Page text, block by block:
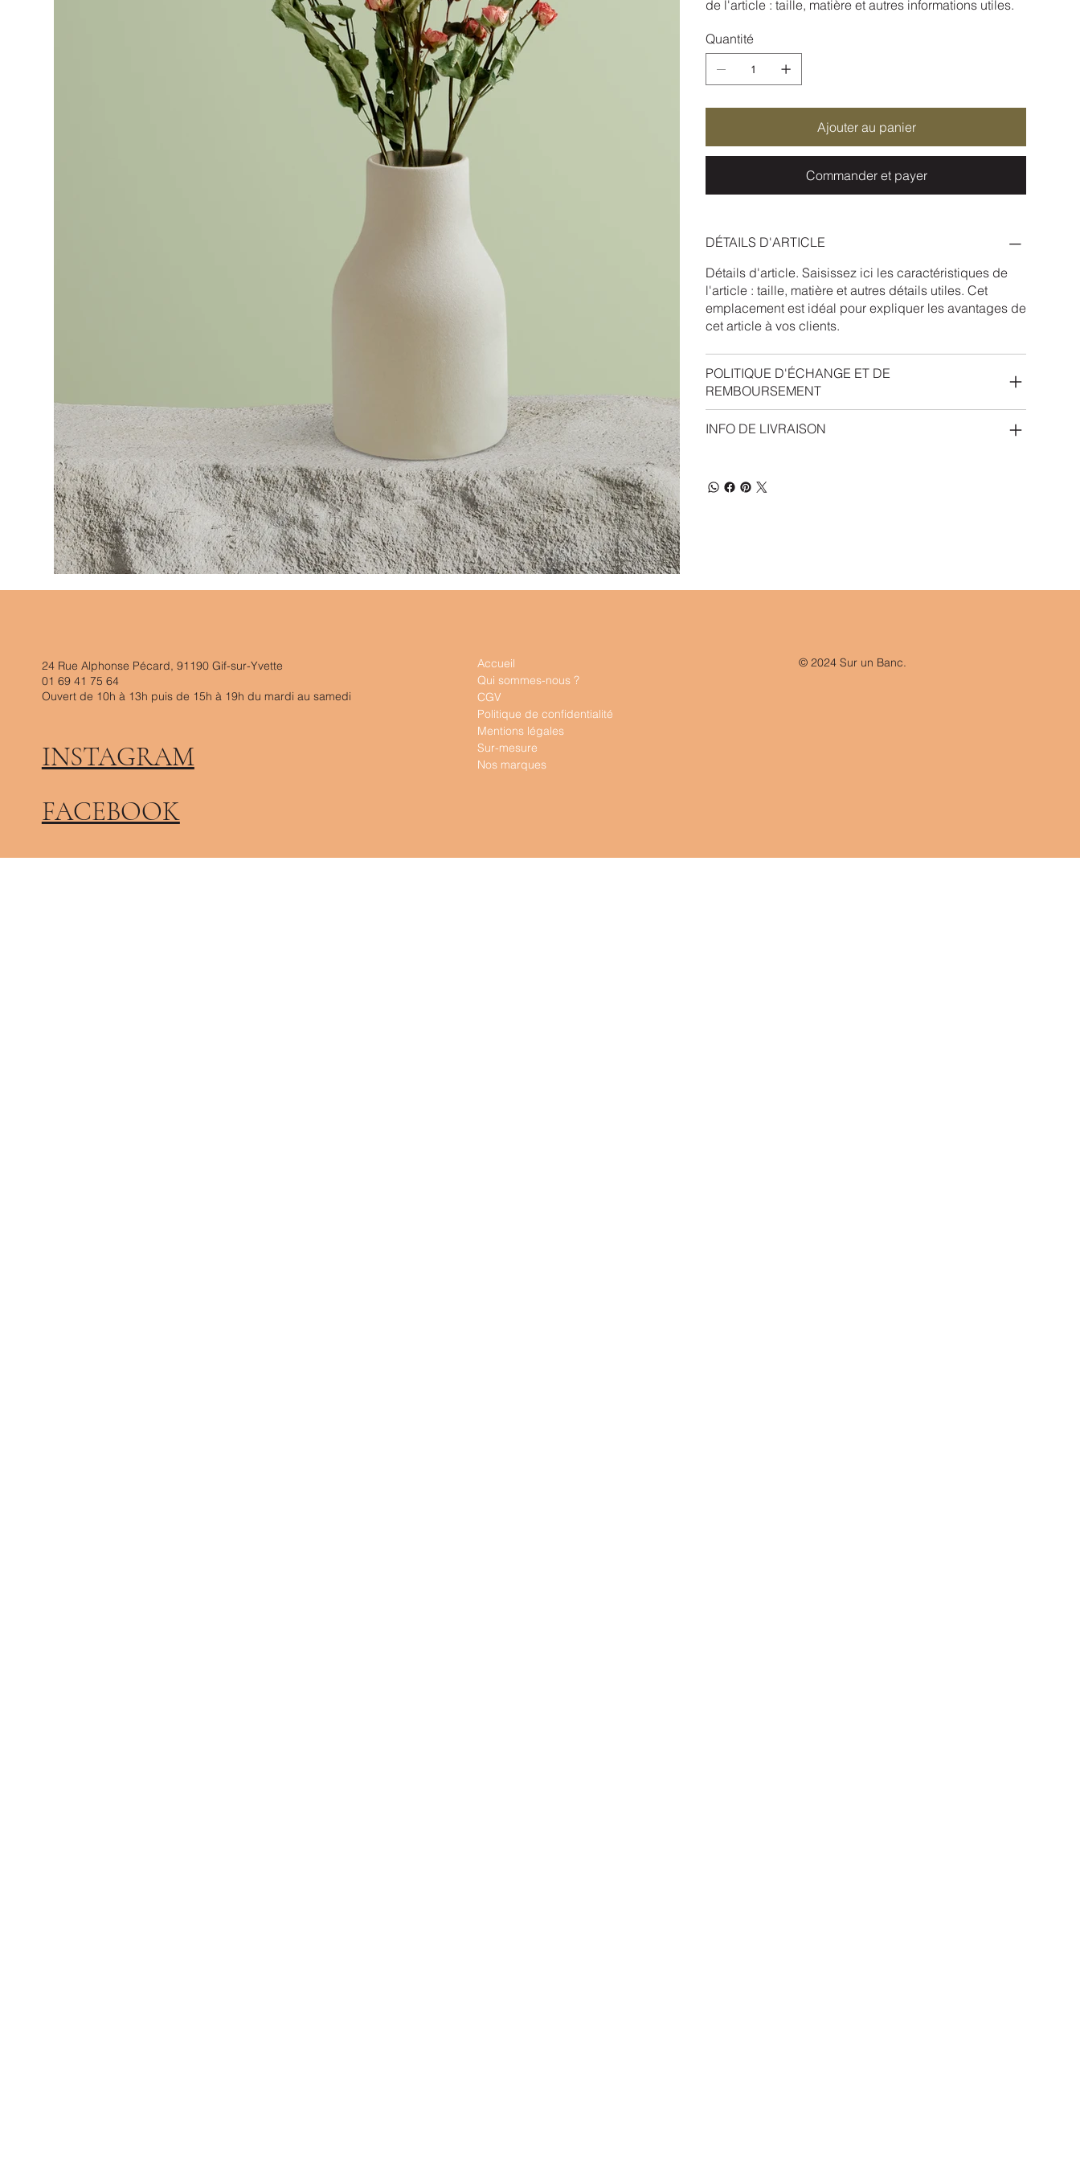
de l'article : taille, matière et autres informations utiles.
Quantité
Ajouter au panier
Commander et payer
DÉTAILS D'ARTICLE
Détails d'article. Saisissez ici les caractéristiques de
l'article : taille, matière et autres détails utiles. Cet
emplacement est idéal pour expliquer les avantages de
cet article à vos clients.
POLITIQUE D'ÉCHANGE ET DE
REMBOURSEMENT
INFO DE LIVRAISON
24 Rue Alphonse Pécard, 91190 Gif-sur-Yvette
01 69 41 75 64
Ouvert de 10h à 13h puis de 15h à 19h du mardi au samedi
FACEBOOK
INSTAGRAM
Accueil
Qui sommes-nous ?
CGV
Politique de confidentialité
Mentions légales
Sur-mesure
Nos marques
© 2024 Sur un Banc.